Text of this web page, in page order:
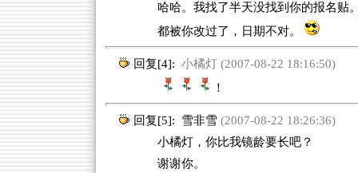
哈哈。我找了半天没找到你的报名贴
都被你改过了，日期不对。
回复[4]: 小橘灯 (2007-08-22 18:16:50)
！
回复[5]: 雪非雪(2007-08-22 18:26:36)
小橘灯，你比我镜龄要长吧？
谢谢你。